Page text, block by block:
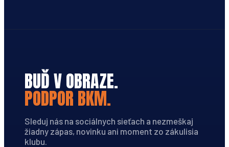
BUĎ V OBRAZE.
PODPOR BKM.
Sleduj nás na sociálnych sieťach a nezmeškaj
žiadny zápas, novinku ani moment zo zákulisia
klubu.